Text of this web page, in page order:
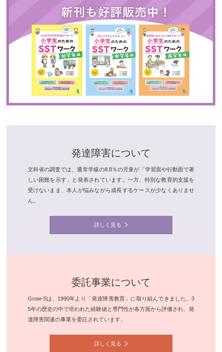
発達障害について
文科省の調査では、通常学級の8.8％の児童が「学習面や行動面で著
しい困難を示す」と発表されています。一方、特別な教育的支援を
受けないまま、本人が悩みながら成長するケースが少なくありませ
ん。
詳しく見る
委託事業について
Grow-Sは、1990年より「発達障害教育」に取り組んできました。3
5年の歴史の中で培われた経験値と専門性が各方面から評価され、発
達障害関連の事業を委託されています。
詳しく見る